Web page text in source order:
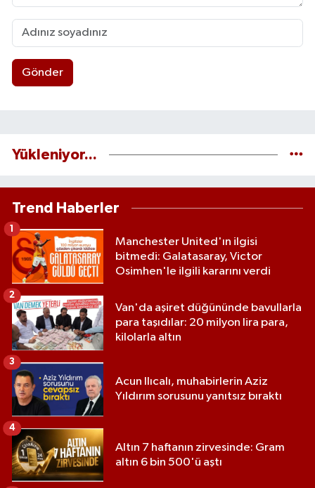
Gönder
Yükleniyor...
Trend Haberler
Manchester United'ın ilgisi
bitmedi: Galatasaray, Victor
Osimhen'le ilgili kararını verdi
1
Van'da aşiret düğününde bavullarla
para taşıdılar: 20 milyon lira para,
kilolarla altın
2
Acun Ilıcalı, muhabirlerin Aziz
Yıldırım sorusunu yanıtsız bıraktı
3
Altın 7 haftanın zirvesinde: Gram
altın 6 bin 500'ü aştı
4